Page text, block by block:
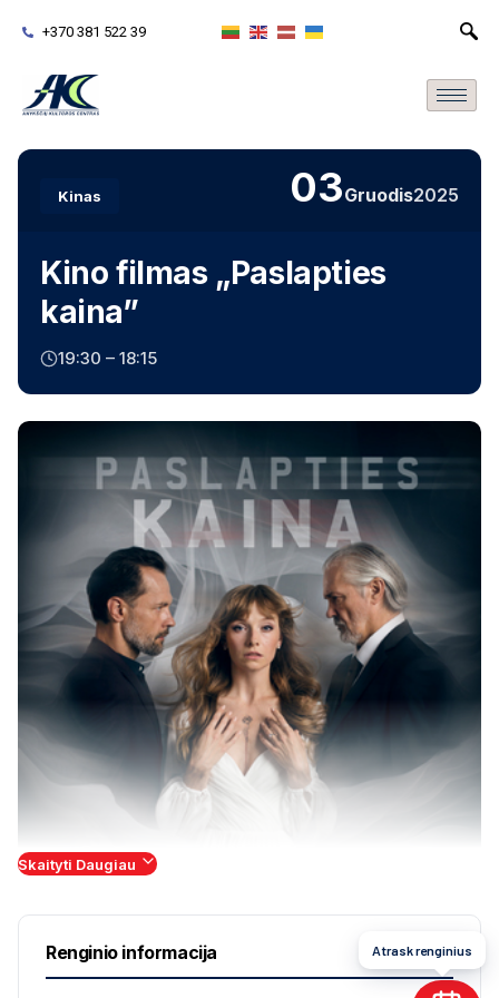
+370 381 522 39
Kinas 03Gruodis2025
Kino filmas „Paslapties
kaina”
19:30 – 18:15
Skaityti Daugiau
Renginio informacija Atrask renginius